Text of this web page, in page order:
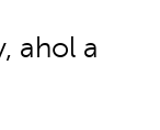
ahol a